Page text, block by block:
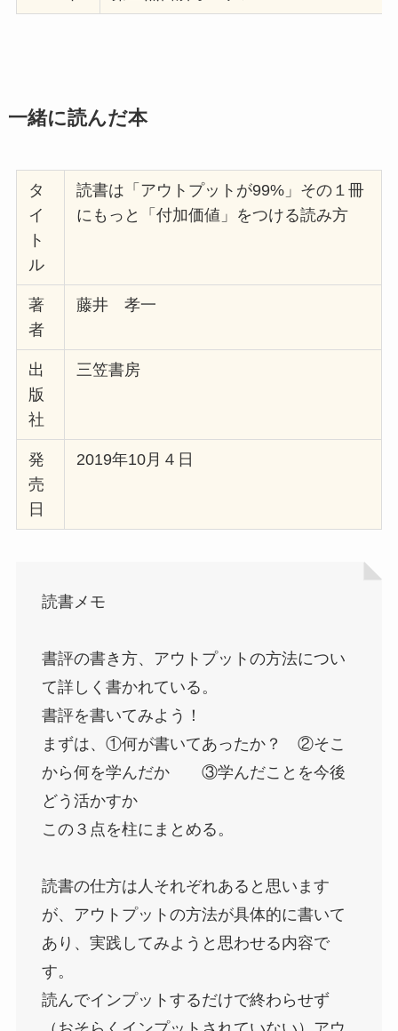
一緒に読んだ本
タ
イ
ト
ル
読書は「アウトプットが99%」その１冊
にもっと「付加価値」をつける読み方
著
者
藤井 孝一
出
版
社
三笠書房
発
売
日
2019年10月４日
読書メモ
書評の書き方、アウトプットの方法につい
て詳しく書かれている。
書評を書いてみよう！
まずは、①何が書いてあったか？ ②そこ
から何を学んだか ③学んだことを今後
どう活かすか
この３点を柱にまとめる。
読書の仕方は人それぞれあると思います
が、アウトプットの方法が具体的に書いて
あり、実践してみようと思わせる内容で
す。
読んでインプットするだけで終わらせず